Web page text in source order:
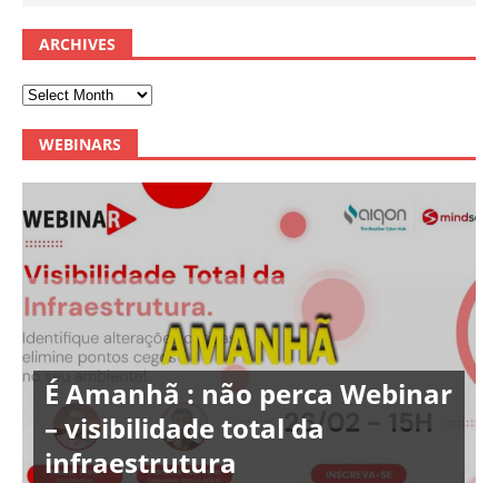
ARCHIVES
WEBINARS
É Amanhã : não perca Webinar
– visibilidade total da
infraestrutura